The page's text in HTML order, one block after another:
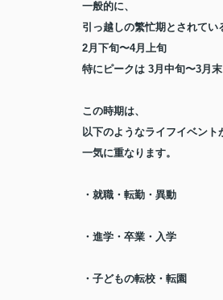
一般的に、
引っ越しの繁忙期 とされてい
2月下旬〜4月上旬
特にピークは 3月中旬〜3月末
この時期は、
以下のようなライフイベント
一気に重なります。
・就職・転勤・異動
・進学・卒業・入学
・子どもの転校・転園